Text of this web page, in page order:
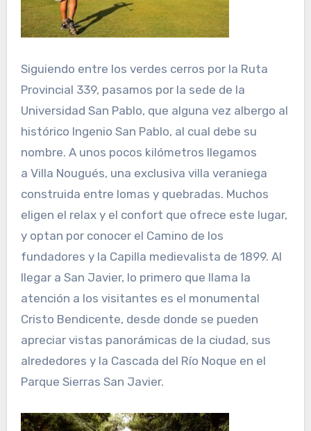
Siguiendo entre los verdes cerros por la Ruta
Provincial 339, pasamos por la sede de la
Universidad San Pablo, que alguna vez albergo al
histórico Ingenio San Pablo, al cual debe su
nombre. A unos pocos kilómetros llegamos
a Villa Nougués, una exclusiva villa veraniega
construida entre lomas y quebradas. Muchos
eligen el relax y el confort que ofrece este lugar,
y optan por conocer el Camino de los
fundadores y la Capilla medievalista de 1899. Al
llegar a San Javier, lo primero que llama la
atención a los visitantes es el monumental
Cristo Bendicente, desde donde se pueden
apreciar vistas panorámicas de la ciudad, sus
alrededores y la Cascada del Río Noque en el
Parque Sierras San Javier.